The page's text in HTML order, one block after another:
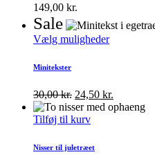
149,00 kr.
Sale
Vælg muligheder
Minitekster
30,00kr. 24,50 kr.
Tilføj til kurv
Nisser til juletræet